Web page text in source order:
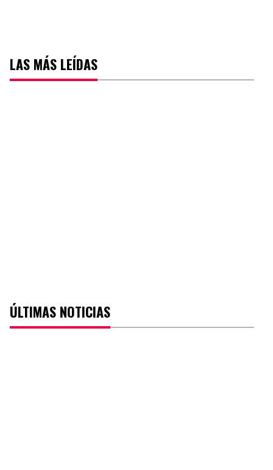
LAS MÁS LEÍDAS
ÚLTIMAS NOTICIAS